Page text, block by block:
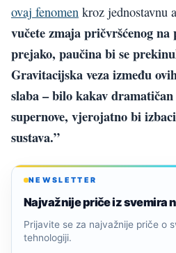
ovaj fenomen kroz jednostavnu
vučete zmaja pričvršćenog
prejako, paučina bi se
Gravitacijska veza između
slaba – bilo kakav
supernove, vjerojatno bi
sustava.”
NEWSLETTER
Najvažnije priče iz svemira
Prijavite se za najvažnije priče o
tehnologiji.